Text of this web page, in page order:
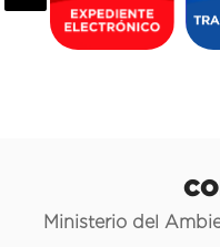
Ministerio del